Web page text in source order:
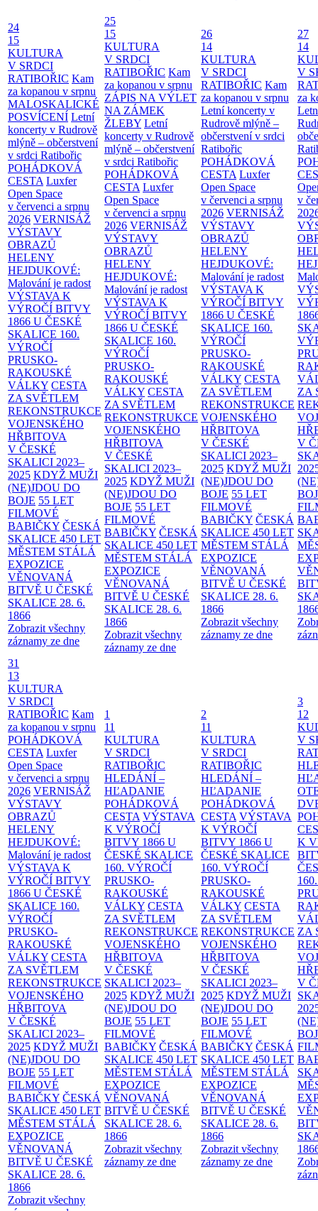
24
15
KULTURA
V SRDCI
RATIBOŘIC Kam
za kopanou v srpnu
MALOSKALICKÉ
POSVÍCENÍ Letní
koncerty v Rudrově
mlýně – občerstvení
v srdci Ratibořic
POHÁDKOVÁ
CESTA Luxfer
Open Space
v červenci a srpnu
2026 VERNISÁŽ
VÝSTAVY
OBRAZŮ
HELENY
HEJDUKOVÉ:
Malování je radost
VÝSTAVA K
VÝROČÍ BITVY
1866 U ČESKÉ
SKALICE 160.
VÝROČÍ
PRUSKO-
RAKOUSKÉ
VÁLKY CESTA
ZA SVĚTLEM
REKONSTRUKCE
VOJENSKÉHO
HŘBITOVA
V ČESKÉ
SKALICI 2023–
2025 KDYŽ MUŽI
(NE)JDOU DO
BOJE 55 LET
FILMOVÉ
BABIČKY ČESKÁ
SKALICE 450 LET
MĚSTEM STÁLÁ
EXPOZICE
VĚNOVANÁ
BITVĚ U ČESKÉ
SKALICE 28. 6.
1866
Zobrazit všechny
záznamy ze dne
25
15
KULTURA
V SRDCI
RATIBOŘIC Kam
za kopanou v srpnu
ZÁPIS NA VÝLET
NA ZÁMEK
ŽLEBY Letní
koncerty v Rudrově
mlýně – občerstvení
v srdci Ratibořic
POHÁDKOVÁ
CESTA Luxfer
Open Space
v červenci a srpnu
2026 VERNISÁŽ
VÝSTAVY
OBRAZŮ
HELENY
HEJDUKOVÉ:
Malování je radost
VÝSTAVA K
VÝROČÍ BITVY
1866 U ČESKÉ
SKALICE 160.
VÝROČÍ
PRUSKO-
RAKOUSKÉ
VÁLKY CESTA
ZA SVĚTLEM
REKONSTRUKCE
VOJENSKÉHO
HŘBITOVA
V ČESKÉ
SKALICI 2023–
2025 KDYŽ MUŽI
(NE)JDOU DO
BOJE 55 LET
FILMOVÉ
BABIČKY ČESKÁ
SKALICE 450 LET
MĚSTEM STÁLÁ
EXPOZICE
VĚNOVANÁ
BITVĚ U ČESKÉ
SKALICE 28. 6.
1866
Zobrazit všechny
záznamy ze dne
26
14
KULTURA
V SRDCI
RATIBOŘIC Kam
za kopanou v srpnu
Letní koncerty v
Rudrově mlýně –
občerstvení v srdci
Ratibořic
POHÁDKOVÁ
CESTA Luxfer
Open Space
v červenci a srpnu
2026 VERNISÁŽ
VÝSTAVY
OBRAZŮ
HELENY
HEJDUKOVÉ:
Malování je radost
VÝSTAVA K
VÝROČÍ BITVY
1866 U ČESKÉ
SKALICE 160.
VÝROČÍ
PRUSKO-
RAKOUSKÉ
VÁLKY CESTA
ZA SVĚTLEM
REKONSTRUKCE
VOJENSKÉHO
HŘBITOVA
V ČESKÉ
SKALICI 2023–
2025 KDYŽ MUŽI
(NE)JDOU DO
BOJE 55 LET
FILMOVÉ
BABIČKY ČESKÁ
SKALICE 450 LET
MĚSTEM STÁLÁ
EXPOZICE
VĚNOVANÁ
BITVĚ U ČESKÉ
SKALICE 28. 6.
1866
Zobrazit všechny
záznamy ze dne
27
14
V
za
v
ZA
V
31
13
KULTURA
V SRDCI
RATIBOŘIC Kam
za kopanou v srpnu
POHÁDKOVÁ
CESTA Luxfer
Open Space
v červenci a srpnu
2026 VERNISÁŽ
VÝSTAVY
OBRAZŮ
HELENY
HEJDUKOVÉ:
Malování je radost
VÝSTAVA K
VÝROČÍ BITVY
1866 U ČESKÉ
SKALICE 160.
VÝROČÍ
PRUSKO-
RAKOUSKÉ
VÁLKY CESTA
ZA SVĚTLEM
REKONSTRUKCE
VOJENSKÉHO
HŘBITOVA
V ČESKÉ
SKALICI 2023–
2025 KDYŽ MUŽI
(NE)JDOU DO
BOJE 55 LET
FILMOVÉ
BABIČKY ČESKÁ
SKALICE 450 LET
MĚSTEM STÁLÁ
EXPOZICE
VĚNOVANÁ
BITVĚ U ČESKÉ
SKALICE 28. 6.
1866
Zobrazit všechny
1
11
KULTURA
V SRDCI
RATIBOŘIC
HLEDÁNÍ –
HĽADANIE
POHÁDKOVÁ
CESTA VÝSTAVA
K VÝROČÍ
BITVY 1866 U
ČESKÉ SKALICE
160. VÝROČÍ
PRUSKO-
RAKOUSKÉ
VÁLKY CESTA
ZA SVĚTLEM
REKONSTRUKCE
VOJENSKÉHO
HŘBITOVA
V ČESKÉ
SKALICI 2023–
2025 KDYŽ MUŽI
(NE)JDOU DO
BOJE 55 LET
FILMOVÉ
BABIČKY ČESKÁ
SKALICE 450 LET
MĚSTEM STÁLÁ
EXPOZICE
VĚNOVANÁ
BITVĚ U ČESKÉ
SKALICE 28. 6.
1866
Zobrazit všechny
záznamy ze dne
2
11
KULTURA
V SRDCI
RATIBOŘIC
HLEDÁNÍ –
HĽADANIE
POHÁDKOVÁ
CESTA VÝSTAVA
K VÝROČÍ
BITVY 1866 U
ČESKÉ SKALICE
160. VÝROČÍ
PRUSKO-
RAKOUSKÉ
VÁLKY CESTA
ZA SVĚTLEM
REKONSTRUKCE
VOJENSKÉHO
HŘBITOVA
V ČESKÉ
SKALICI 2023–
2025 KDYŽ MUŽI
(NE)JDOU DO
BOJE 55 LET
FILMOVÉ
BABIČKY ČESKÁ
SKALICE 450 LET
MĚSTEM STÁLÁ
EXPOZICE
VĚNOVANÁ
BITVĚ U ČESKÉ
SKALICE 28. 6.
1866
Zobrazit všechny
záznamy ze dne
3
12
V
K
ZA
V